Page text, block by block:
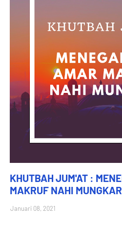
KHUTBAH JUM'AT :
MAKRUF NAHI MUNGKAR
Januari 08, 2021